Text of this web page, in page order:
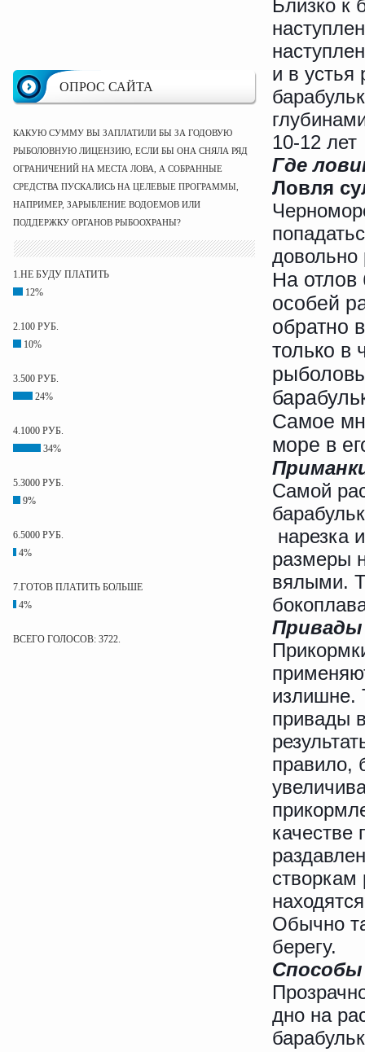
ОПРОС САЙТА
КАКУЮ СУММУ ВЫ ЗАПЛАТИЛИ БЫ ЗА ГОДОВУЮ
РЫБОЛОВНУЮ ЛИЦЕНЗИЮ, ЕСЛИ БЫ ОНА СНЯЛА РЯД
ОГРАНИЧЕНИЙ НА МЕСТА ЛОВА, А СОБРАННЫЕ
СРЕДСТВА ПУСКАЛИСЬ НА ЦЕЛЕВЫЕ ПРОГРАММЫ,
НАПРИМЕР, ЗАРЫБЛЕНИЕ ВОДОЕМОВ ИЛИ
ПОДДЕРЖКУ ОРГАНОВ РЫБООХРАНЫ?
1.НЕ БУДУ ПЛАТИТЬ
12%
2.100 РУБ.
10%
3.500 РУБ.
24%
4.1000 РУБ.
34%
5.3000 РУБ.
9%
6.5000 РУБ.
4%
7.ГОТОВ ПЛАТИТЬ БОЛЬШЕ
4%
ВСЕГО ГОЛОСОВ: 3722.
Близко к
и в
10-12 лет
Где
Ловля
довольно
На отлов
особей
обратно
только в
Самое
море в
Самой
нарезка
размеры
вялыми.
Привады
излишне.
привады
правило,
створкам
Обычно
берегу.
дно на